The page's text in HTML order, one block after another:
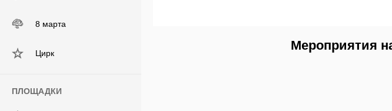
8 марта
Цирк
ПЛОЩАДКИ
Мероприятия